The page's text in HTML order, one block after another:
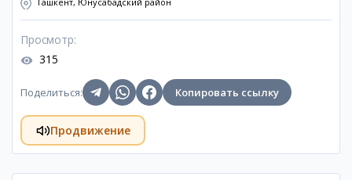
Просмотр:
315
Поделиться: Копировать ссылку
Продвижение